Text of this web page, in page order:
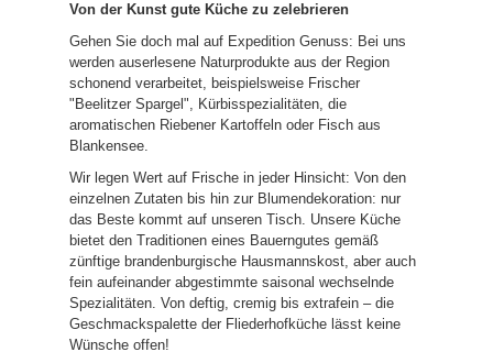
Von der Kunst gute Küche zu zelebrieren
Gehen Sie doch mal auf Expedition Genuss: Bei uns
werden auserlesene Naturprodukte aus der Region
schonend verarbeitet, beispielsweise Frischer
"Beelitzer Spargel", Kürbisspezialitäten, die
aromatischen Riebener Kartoffeln oder Fisch aus
Blankensee.
Wir legen Wert auf Frische in jeder Hinsicht: Von den
einzelnen Zutaten bis hin zur Blumendekoration: nur
das Beste kommt auf unseren Tisch. Unsere Küche
bietet den Traditionen eines Bauerngutes gemäß
zünftige brandenburgische Hausmannskost, aber auch
fein aufeinander abgestimmte saisonal wechselnde
Spezialitäten. Von deftig, cremig bis extrafein – die
Geschmackspalette der Fliederhofküche lässt keine
Wünsche offen!